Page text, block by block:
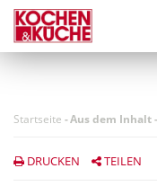
Direkt
zum
Inhalt
Startseite -Aus dem Inhalt
DRUCKEN TEILEN